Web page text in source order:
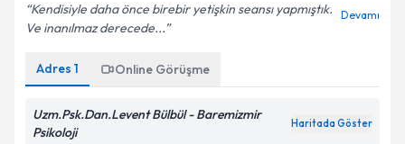
Kendisiyle daha önce birebir yetişkin seansı yapmıştık.
Ve inanılmaz derecede...
Devamı
Adres 1 Online Görüşme
Uzm.Psk.Dan.Levent Bülbül - Baremizmir
Psikoloji
Haritada Göster